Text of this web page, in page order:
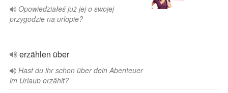
Opowiedziałeś już jej o swojej
przygodzie na urlopie?
erzählen über
Hast du ihr schon über dein Abenteuer
im Urlaub erzählt?